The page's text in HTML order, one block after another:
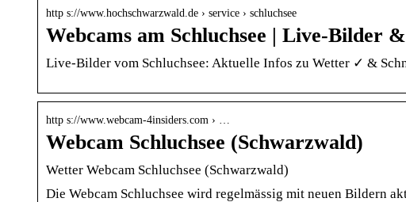
http s://www.hochschwarzwald.de › service › schluchsee
Webcams am Schluchsee | Live-Bilder
Live-Bilder vom Schluchsee: Aktuelle Infos zu Wetter ✓ &
http s://www.webcam-4insiders.com › …
Webcam Schluchsee (Schwarzwald)
Wetter Webcam Schluchsee (Schwarzwald)
Die Webcam Schluchsee wird regelmässig mit neuen Bildern